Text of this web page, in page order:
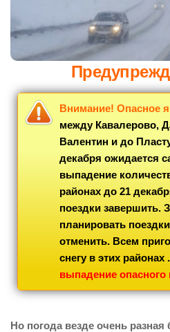
Внимание! Опасное
между Кавалерово,
Валентин и до
декабря ожидается
выпадение
районах до 21
поездки завершить.
планировать
отменить. Всем
снегу в этих районах .
выпадение опасного
Но погода везде очень